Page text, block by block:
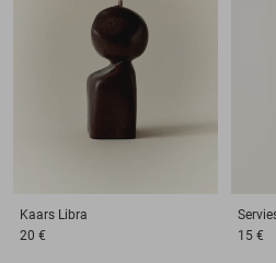
Kaars Libra
20 €
15 €